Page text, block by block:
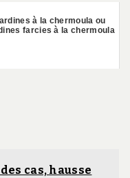
à la chermoula ou
farcies à la chermoula
cas, hausse